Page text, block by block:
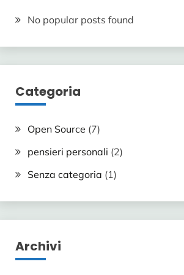
No popular posts found
Categoria
Open Source (7)
pensieri personali (2)
Senza categoria (1)
Archivi